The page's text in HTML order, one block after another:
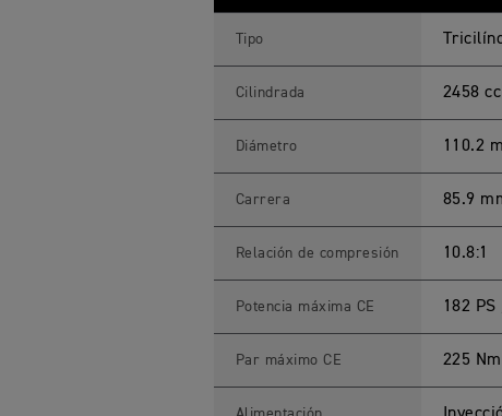
S
R
E
i
c
n
Tipo
Cilindrada 2458 cc
Diámetro 110.2
Carrera 85.9
Relación de compresión 10.8:1
Potencia máxima CE 182
Par máximo CE 225